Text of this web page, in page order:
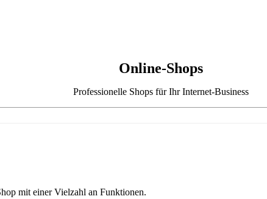
Online-Shops
Professionelle Shops für Ihr Internet-Business
mit einer Vielzahl an Funktionen.